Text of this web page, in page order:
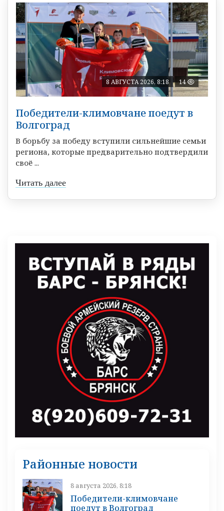
8 АВГУСТА 2026, 8:18 14
Победители-климовчане поедут в
Волгоград
В борьбу за победу вступили сильнейшие семьи
региона, которые предварительно подтвердили
своё ...
Читать далее
Районные новости
8 августа 2026, 8:18
Победители-климовчане
поедут в Волгоград